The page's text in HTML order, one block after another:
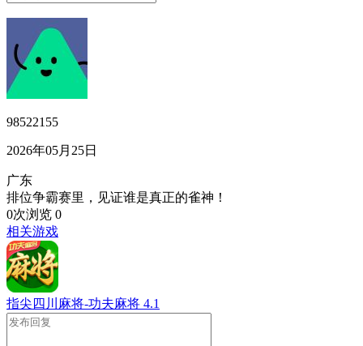
98522155
2026年05月25日
广东
排位争霸赛里，见证谁是真正的雀神！
0次浏览 0
相关游戏
指尖四川麻将-功夫麻将 4.1